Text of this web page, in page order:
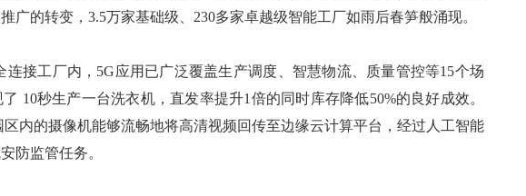
广的转变，3.5万家基础级、230多家卓越级智能工厂如雨后春笋般涌现。
工厂内，5G应用已广泛覆盖生产调度、智慧物流、质量管控等15个场
10秒生产一台洗衣机，直发率提升1倍的同时库存降低50%的良好成效。
内的摄像机能够流畅地将高清视频回传至边缘云计算平台，经过人工智能
防监管任务。